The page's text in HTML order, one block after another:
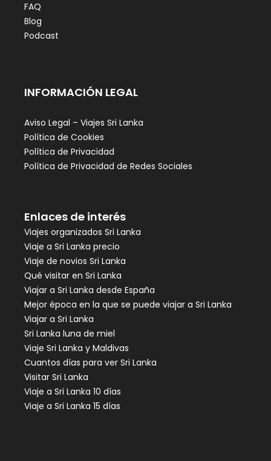
FAQ
Blog
Podcast
INFORMACIÓN LEGAL
Aviso Legal – Viajes Sri Lanka
Política de Cookies
Política de Privacidad
Política de Privacidad de Redes Sociales
Enlaces de interés
Viajes organizados Sri Lanka
Viaje a Sri Lanka precio
Viaje de novios Sri Lanka
Qué visitar en Sri Lanka
Viajar a Sri Lanka desde España
Mejor época en la que se puede viajar a Sri Lanka
Viajar a Sri Lanka
Sri Lanka luna de miel
Viaje Sri Lanka y Maldivas
Cuantos días para ver Sri Lanka
Visitar Sri Lanka
Viaje a Sri Lanka 10 días
Viaje a Sri Lanka 15 días